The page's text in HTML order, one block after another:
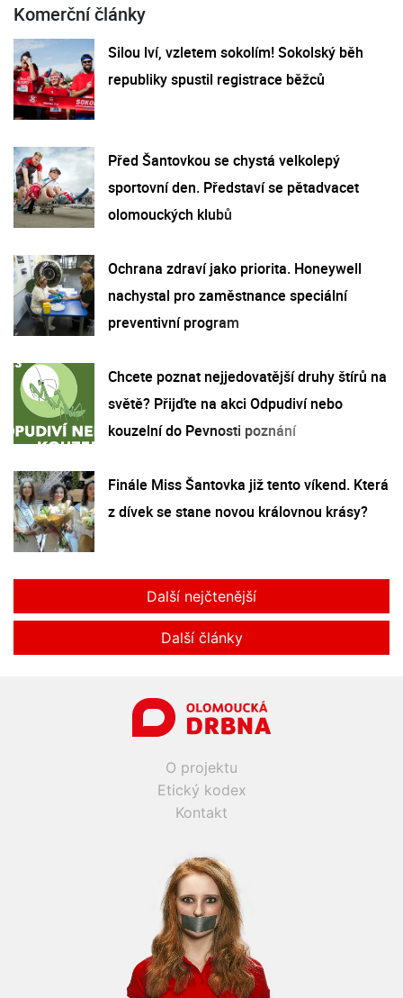
Komerční články
Silou lví, vzletem sokolím! Sokolský běh
republiky spustil registrace běžců
Před Šantovkou se chystá velkolepý
sportovní den. Představí se pětadvacet
olomouckých klubů
Ochrana zdraví jako priorita. Honeywell
nachystal pro zaměstnance speciální
preventivní program
Chcete poznat nejjedovatější druhy štírů na
světě? Přijďte na akci Odpudiví nebo
kouzelní do Pevnosti poznání
Finále Miss Šantovka již tento víkend. Která
z dívek se stane novou královnou krásy?
Další nejčtenější
Další články
O projektu
Etický kodex
Kontakt